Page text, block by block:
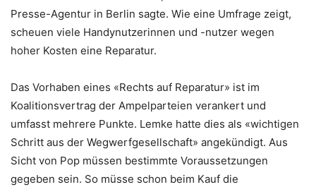
Presse-Agentur in Berlin sagte. Wie eine Umfrage zeigt,
scheuen viele Handynutzerinnen und -nutzer wegen
hoher Kosten eine Reparatur.
Das Vorhaben eines «Rechts auf Reparatur» ist im
Koalitionsvertrag der Ampelparteien verankert und
umfasst mehrere Punkte. Lemke hatte dies als «wichtigen
Schritt aus der Wegwerfgesellschaft» angekündigt. Aus
Sicht von Pop müssen bestimmte Voraussetzungen
gegeben sein. So müsse schon beim Kauf die